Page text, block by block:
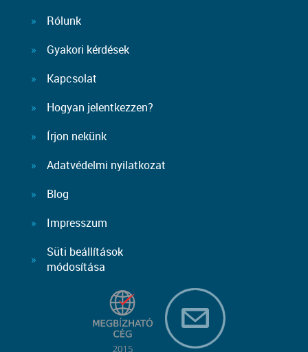
Rólunk
Gyakori kérdések
Kapcsolat
Hogyan jelentkezzen?
Írjon nekünk
Adatvédelmi nyilatkozat
Blog
Impresszum
Süti beállítások
módosítása